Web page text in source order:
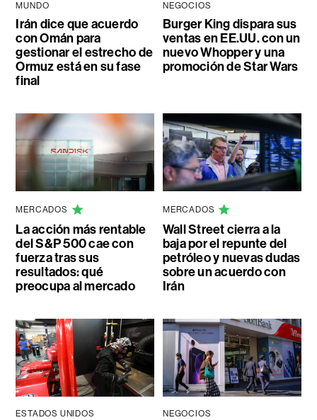
MUNDO
Irán dice que acuerdo
con Omán para
gestionar el estrecho de
Ormuz está en su fase
final
NEGOCIOS
Burger King dispara sus
ventas en EE.UU. con un
nuevo Whopper y una
promoción de Star Wars
MERCADOS
La acción más rentable
del S&P 500 cae con
fuerza tras sus
resultados: qué
preocupa al mercado
MERCADOS
Wall Street cierra a la
baja por el repunte del
petróleo y nuevas dudas
sobre un acuerdo con
Irán
ESTADOS UNIDOS NEGOCIOS